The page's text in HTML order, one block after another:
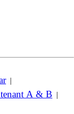
|
A & B |